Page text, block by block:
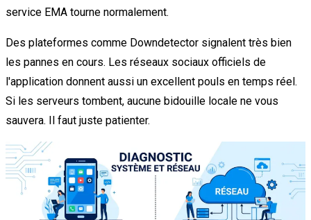
service EMA tourne normalement.
Des plateformes comme Downdetector signalent très bien
les pannes en cours. Les réseaux sociaux officiels de
l'application donnent aussi un excellent pouls en temps réel.
Si les serveurs tombent, aucune bidouille locale ne vous
sauvera. Il faut juste patienter.